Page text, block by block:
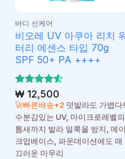
바디 선케어
비오레 UV 아쿠아 리치
터리 에센스 타입 70g
SPF 50+ PA ++++
5 중에서
4.5로 평
가됨
₩12,500
🚀빠른배송+2덧발라도 가볍다!
수분감있는 UV, 마이크로레벨의
틈새까지 발라 얼룩을 방지, 메이
크업베이스, 파운데이션에도 매
끄러운 마무리